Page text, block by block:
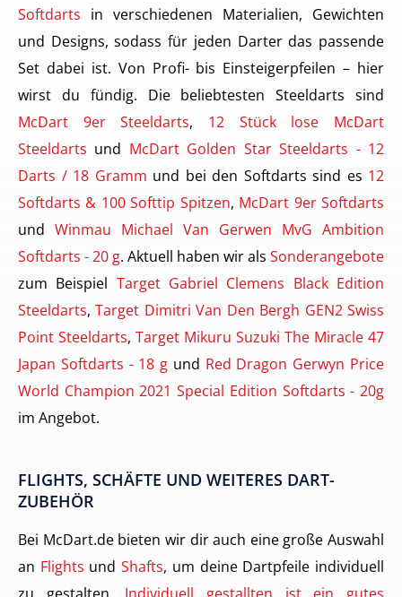
Softdarts in verschiedenen Materialien, Gewichten
und Designs, sodass für jeden Darter das passende
Set dabei ist. Von Profi- bis Einsteigerpfeilen – hier
wirst du fündig. Die beliebtesten Steeldarts sind
McDart 9er Steeldarts, 12 Stück lose McDart
Steeldarts und McDart Golden Star Steeldarts - 12
Darts / 18 Gramm und bei den Softdarts sind es 12
Softdarts & 100 Softtip Spitzen, McDart 9er Softdarts
und Winmau Michael Van Gerwen MvG Ambition
Softdarts - 20 g. Aktuell haben wir als Sonderangebote
zum Beispiel Target Gabriel Clemens Black Edition
Steeldarts,Target Dimitri Van Den Bergh GEN2 Swiss
Point Steeldarts, Target Mikuru Suzuki The Miracle 47
Japan Softdarts - 18 g und Red Dragon Gerwyn Price
World Champion 2021 Special Edition Softdarts - 20g
im Angebot.
FLIGHTS, SCHÄFTE UND WEITERES DART-
ZUBEHÖR
Bei McDart.de bieten wir dir auch eine große Auswahl
an Flights undShafts, um deine Dartpfeile individuell
zu gestalten. Individuell gestallten ist ein gutes